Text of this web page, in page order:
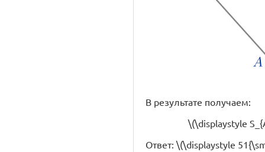
В результате получаем:
\(\displaystyle
Ответ: \(\displaystyle